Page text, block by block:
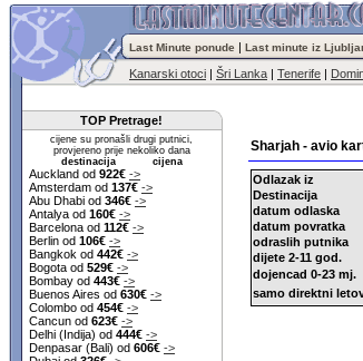
Last Minute ponude | Last minute iz
Kanarski otoci | Šri Lanka | Tenerife |
TOP Pretrage!
cijene su pronašli drugi putnici,
provjereno prije nekoliko dana
destinacija cijena
Auckland od 922€ ->
Amsterdam od 137€ ->
Abu Dhabi od 346€ ->
Antalya od 160€ ->
Barcelona od 112€ ->
Berlin od 106€ ->
Bangkok od 442€ ->
Bogota od 529€ ->
Bombay od 443€ ->
Buenos Aires od 630€ ->
Colombo od 454€ ->
Cancun od 623€ ->
Delhi (Indija) od 444€ ->
Denpasar (Bali) od 606€ ->
Sharjah - avio
Odlazak iz
Destinacija
datum odlaska
datum povratka
odraslih putnika
dijete 2-11 god.
dojencad 0-23 mj.
samo direktni